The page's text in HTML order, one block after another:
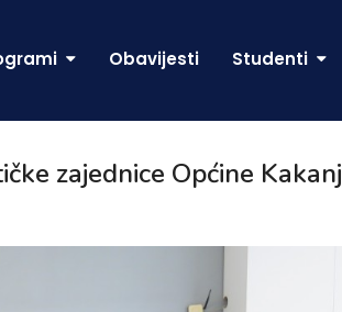
Obavijesti Studenti
zajednice Općine Kakanj